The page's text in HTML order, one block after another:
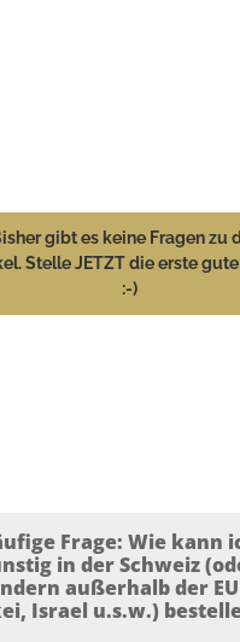
gibt es keine Fragen zu
Stelle JETZT die erste
:-)
Frage: Wie kann
in der Schweiz
außerhalb der
Israel u.s.w.)